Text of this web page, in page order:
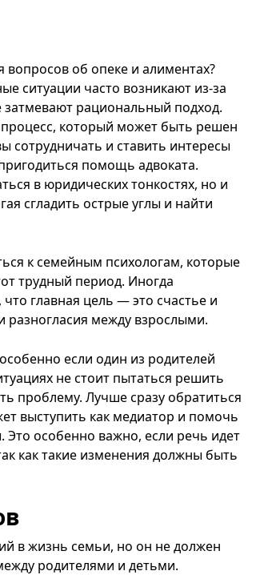
об опеке и алиментах?
ситуации часто возникают из-за
рациональный подход.
который может быть решен
сотрудничать и ставить интересы
помощь адвоката.
в юридических тонкостях, но и
сгладить острые углы и найти
к семейным психологам, которые
трудный период. Иногда
главная цель — это счастье и
разногласия между взрослыми.
если один из родителей
не стоит пытаться решить
проблему. Лучше сразу обратиться
выступить как медиатор и помочь
особенно важно, если речь идет
как такие изменения должны быть
в жизнь семьи, но он не должен
родителями и детьми.